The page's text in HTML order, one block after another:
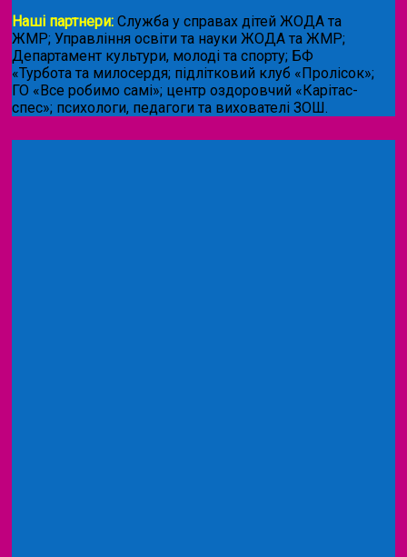
Наші партнери: Служба у справах дітей ЖОДА та
ЖМР; Управління освіти та науки ЖОДА та ЖМР;
Департамент культури, молоді та спорту; БФ
«Турбота та милосердя; підлітковий клуб «Пролісок»;
ГО «Все робимо самі»; центр оздоровчий «Карітас-
спес»; психологи, педагоги та вихователі ЗОШ.